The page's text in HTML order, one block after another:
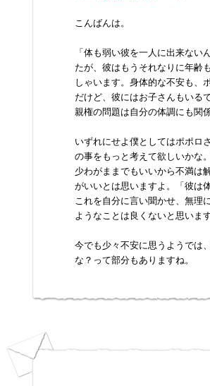
こんばんは。
「体も弱い彼を一人に出来ない
たが、彼はもうそれなりに年齢
しゃいます。身体的な不安も、
だけど、彼にはお子さんもいる
親権の問題は自分の体調にも関
いずれにせよ僕としてはポポロ
の事をもっと考えて欲しいかな
少わがままでもいいから不満は
がいいとは思いますよ。「彼は
これを自分に言い聞かせ、無理
ようなことは良くないと思います
今でも少々不安に思うようでは
な？って部分もありますね。